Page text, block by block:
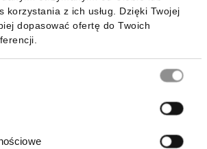
korzystania z ich usług. Dzięki Twojej
dopasować ofertę do Twoich